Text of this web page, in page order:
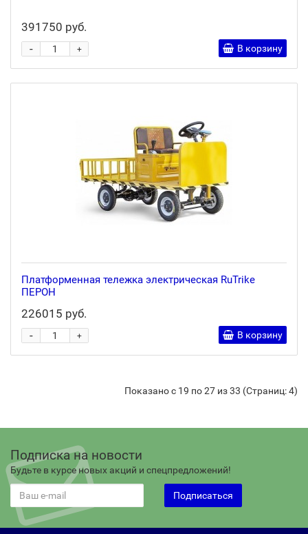
391750 руб.
+
- В корзину
Платформенная тележка электрическая RuTrike
ПЕРОН
226015 руб.
+
- В корзину
Показано с 19 по 27 из 33 (Страниц: 4)
Подписка на новости
Будьте в курсе новых акций и спецпредложений!
Подписаться